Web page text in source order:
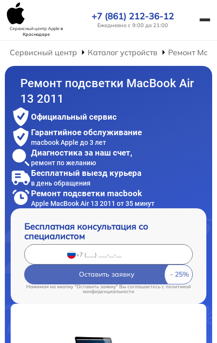
Сервисный центр Appleв
Краснодаре
+7 (861) 212-36-12
Ежедневно с 9:00 до 21:00
Сервисный центр Каталог устройств Ремонт
Ремонт подсветки MacBook Air
13 2011
Официальный сервис
Гарантийное обслуживание
macbook Apple до 3 лет
Диагностика за наш счет,
ремонт по желанию
Бесплатный выезд курьера
в день обращения
Ремонт подсветки macbook
Apple MacBook Air 13 2011 от 35 минут
Бесплатная консультация со
специалистом
Оставить заявку
Нажимая на кнопку "Оставить заявку" Вы соглашаетесь cполитикой
конфиденциальности